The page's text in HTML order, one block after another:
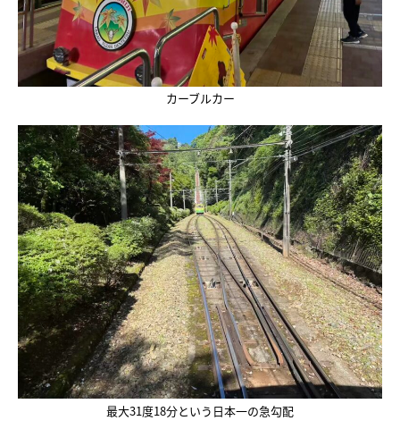
カーブルカー
最大31度18分という日本一の急勾配